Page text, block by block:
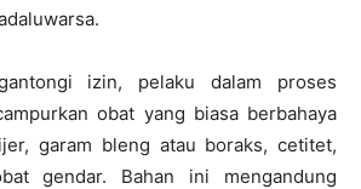
izin, pelaku dalam proses
obat yang biasa berbahaya
garam bleng atau boraks, cetitet,
gendar. Bahan ini mengandung